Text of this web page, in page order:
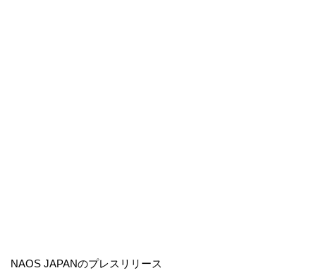
NAOS JAPANのプレスリリース